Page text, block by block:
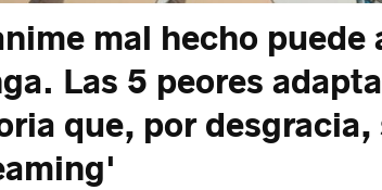
mal hecho
Las 5 peores
que, por desgracia,